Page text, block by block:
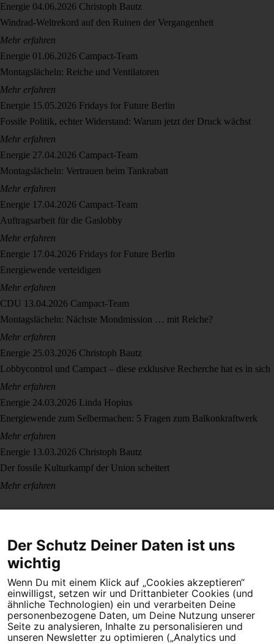
Energie 04.06.2026 Christoph Bautz
Windrad-Weltrekord auf den Ruinen der Vergangenheit
Mehr erfahren
Energie 01.06.2026 Campact-Team
Montagslächeln: Reiche und Ventilatoren
Mehr erfahren
Energie 15.05.2026 Fridays for Future Berlin
Fossile Politik, echter Widerstand: Warum jetzt der Druck wächst
Mehr erfahren
Energie 27.04.2026 Campact-Team
Montagslächeln: Vertrauen beim Tankrabatt
Mehr erfahren
Energie 17.04.2026 Campact-Team
Auftragsarbeit für die Gaslobby
Mehr erfahren
Energie 17.04.2026 Fridays for Future Berlin
Energiewende verteidigen
Mehr erfahren
CDU 13.04.2026 Campact-Team
Montagslächeln: Nächste Mondmission … mit Reiche?
Mehr erfahren
Energie 25.03.2026 Christoph Bautz
Lobbycontrol und Campact – diese exklusive Recherche hat es in sich
Mehr erfahren
Energie 24.03.2026 Linda Hopius
Energiewende zum Selbermachen: 5 Fragen zum Balkonkraftwerk
Mehr erfahren
Energie 13.03.2026 Christoph Bautz
Der fossile Kulturkampf der Union scheitert
Mehr erfahren
Dein Engagement macht den Unterschied. Schließe Dich 4,5
Millionen Menschen an.
Newsletter bestellen
Der Schutz Deiner Daten ist uns
wichtig
Wenn Du mit einem Klick auf „Cookies akzeptieren“
einwilligst, setzen wir und Drittanbieter Cookies (und
ähnliche Technologien) ein und verarbeiten Deine
personenbezogene Daten, um Deine Nutzung unserer
Seite zu analysieren, Inhalte zu personalisieren und
unseren Newsletter zu optimieren („Analytics und